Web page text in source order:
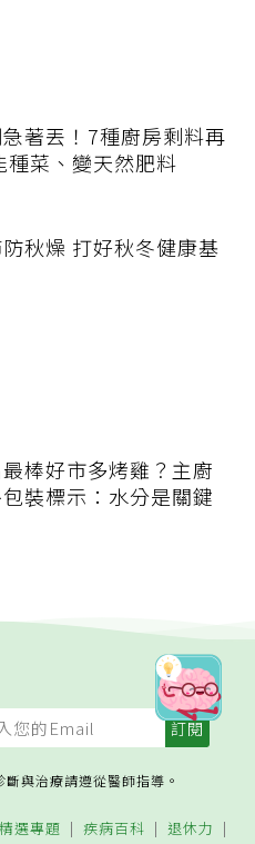
著丟！7種廚房剩料再
種菜、變天然肥料
秋燥 打好秋冬健康基
棒好市多烤雞？主廚
裝標示：水分是關鍵
與治療請遵從醫師指導。
精選專題 疾病百科 退休力